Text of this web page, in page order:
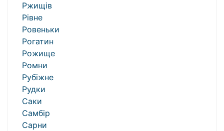
Ржищів
Рівне
Ровеньки
Рогатин
Рожище
Ромни
Рубіжне
Рудки
Саки
Самбір
Сарни